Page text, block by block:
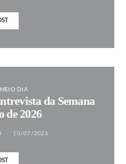
DIA
da Semana
de 2026
10/07/2026